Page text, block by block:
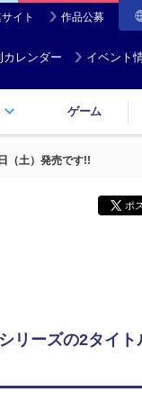
イト 作品公募
カレンダー イベント
ゲーム
（土）発売です!!
ポ
リーズの2タイ